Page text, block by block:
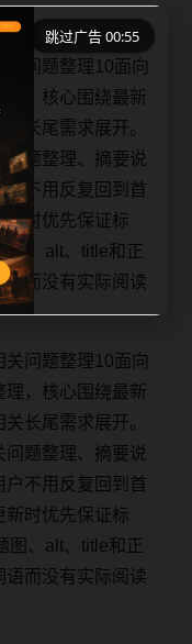
问题整理10面向
理，核心围绕最新
长尾需求展开。
问题整理、摘要说
户不用反复回到首
新时优先保证标
图、alt、title和正
语而没有实际阅读
问题整理10面向
理，核心围绕最新
长尾需求展开。
问题整理、摘要说
户不用反复回到首
新时优先保证标
图、alt、title和正
语而没有实际阅读
跳过广告 00:55